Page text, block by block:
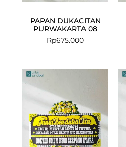
PAPAN DUKACITAN
PURWAKARTA 08
Rp675.000